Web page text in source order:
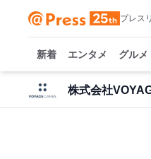
プレス
新着 エンタメ グルメ
株式会社